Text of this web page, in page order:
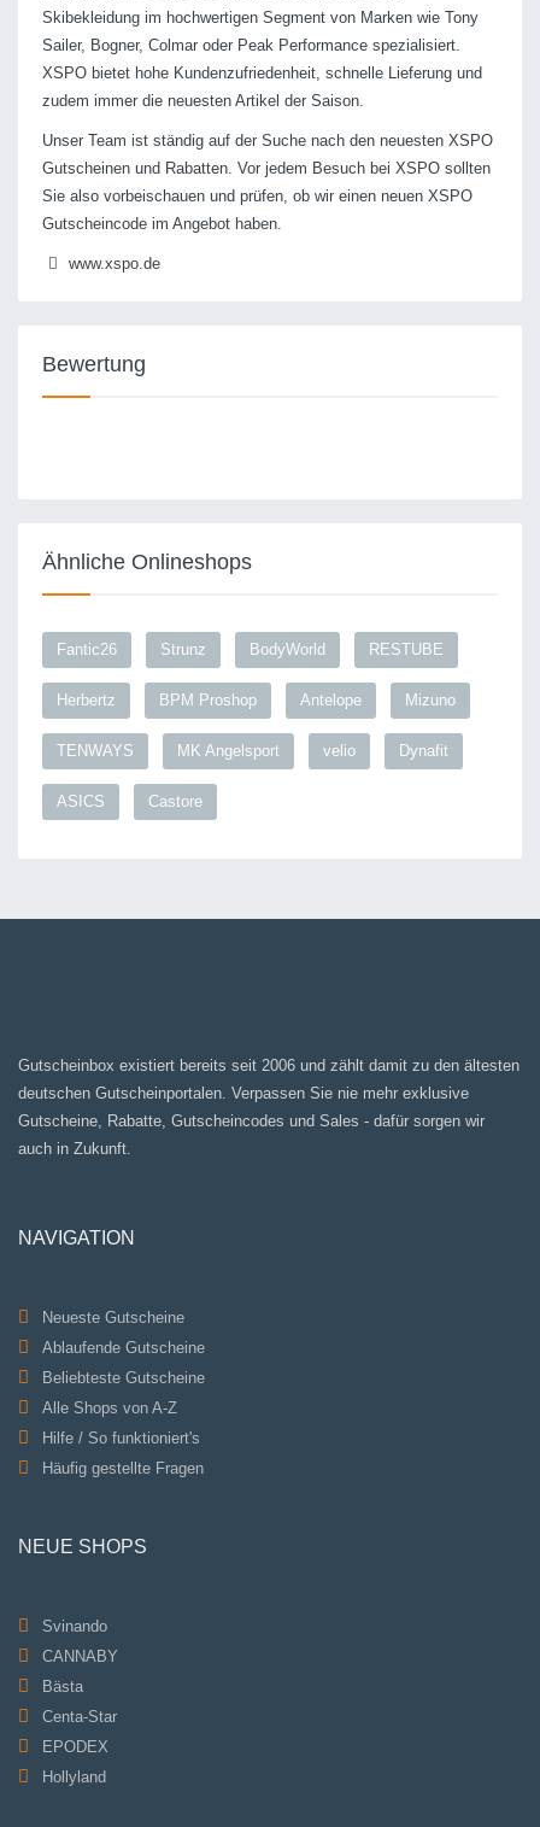
Skibekleidung im hochwertigen Segment von Marken wie Tony
Sailer, Bogner, Colmar oder Peak Performance spezialisiert.
XSPO bietet hohe Kundenzufriedenheit, schnelle Lieferung und
zudem immer die neuesten Artikel der Saison.
Unser Team ist ständig auf der Suche nach den neuesten XSPO
Gutscheinen und Rabatten. Vor jedem Besuch bei XSPO sollten
Sie also vorbeischauen und prüfen, ob wir einen neuen XSPO
Gutscheincode im Angebot haben.
www.xspo.de
Bewertung
Ähnliche Onlineshops
Fantic26 Strunz BodyWorld RESTUBE
Herbertz BPM Proshop Antelope Mizuno
TENWAYS MK Angelsport velio Dynafit
ASICS Castore
Gutscheinbox existiert bereits seit 2006 und zählt damit zu den ältesten
deutschen Gutscheinportalen. Verpassen Sie nie mehr exklusive
Gutscheine, Rabatte, Gutscheincodes und Sales - dafür sorgen wir
auch in Zukunft.
NAVIGATION
Neueste Gutscheine
Ablaufende Gutscheine
Beliebteste Gutscheine
Alle Shops von A-Z
Hilfe / So funktioniert's
Häufig gestellte Fragen
NEUE SHOPS
Svinando
CANNABY
Bästa
Centa-Star
EPODEX
Hollyland